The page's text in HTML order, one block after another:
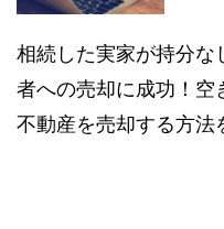
相続した実家が持分な
者への売却に成功！空
不動産を売却する方法